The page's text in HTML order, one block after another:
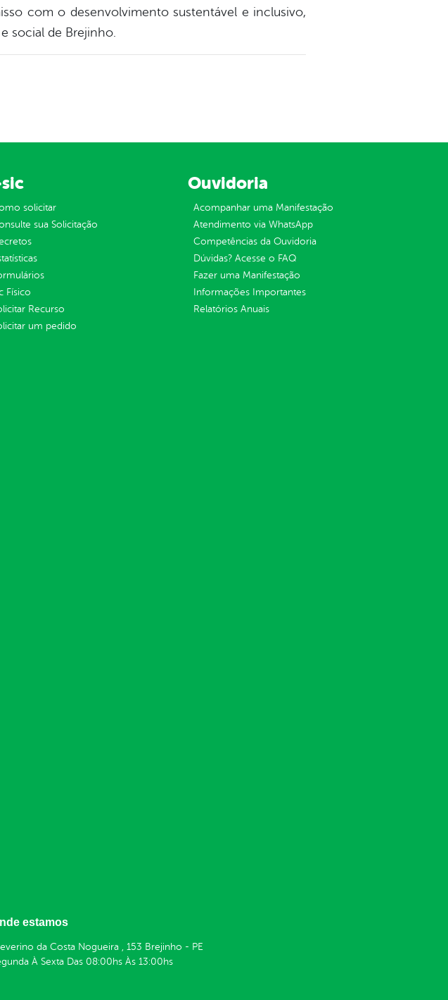
com o desenvolvimento sustentável e inclusivo,
social de Brejinho.
solicitar
sua Solicitação
Físico
Recurso
um pedido
Ouvidoria
Acompanhar uma Manifestação
Atendimento via WhatsApp
Competências da Ouvidoria
Dúvidas? Acesse o FAQ
Fazer uma Manifestação
Informações Importantes
Relatórios Anuais
estamos
da Costa Nogueira , 153 Brejinho - PE
À Sexta Das 08:00hs Às 13:00hs